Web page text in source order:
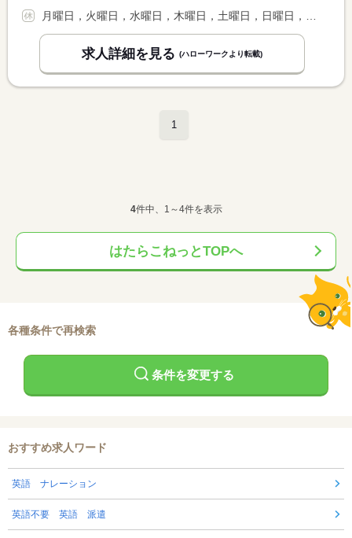
求人詳細を見る (ハローワークより転載)
1
4件中、1～4件を表示
はたらこねっとTOPへ
各種条件で再検索
条件を変更する
おすすめ求人ワード
英語 ナレーション
英語不要 英語 派遣